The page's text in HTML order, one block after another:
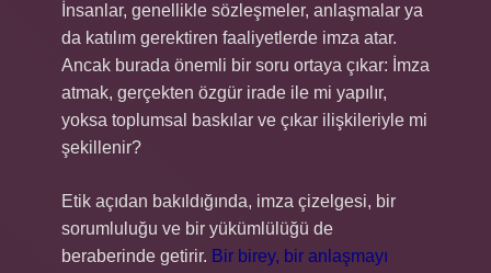
İnsanlar, genellikle sözleşmeler, anlaşmalar ya
da katılım gerektiren faaliyetlerde imza atar.
Ancak burada önemli bir soru ortaya çıkar: İmza
atmak, gerçekten özgür irade ile mi yapılır,
yoksa toplumsal baskılar ve çıkar ilişkileriyle mi
şekillenir?
Etik açıdan bakıldığında, imza çizelgesi, bir
sorumluluğu ve bir yükümlülüğü de
beraberinde getirir. Bir birey, bir anlaşmayı